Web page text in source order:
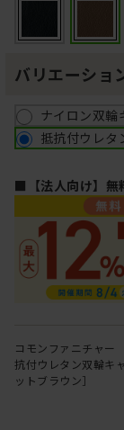
バリエーショ
ナイロン双輪
抵抗付ウレタ
■【法人向け】無
コモンファニチャ
抗付ウレタン双輪
ットブラウン］